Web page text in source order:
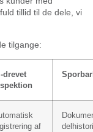
tillid til de dele, vi
tilgange:
drevet
af